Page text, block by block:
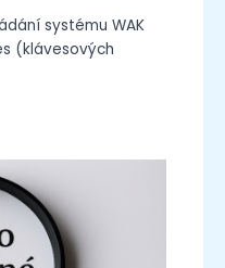
systému WAK
(klávesových